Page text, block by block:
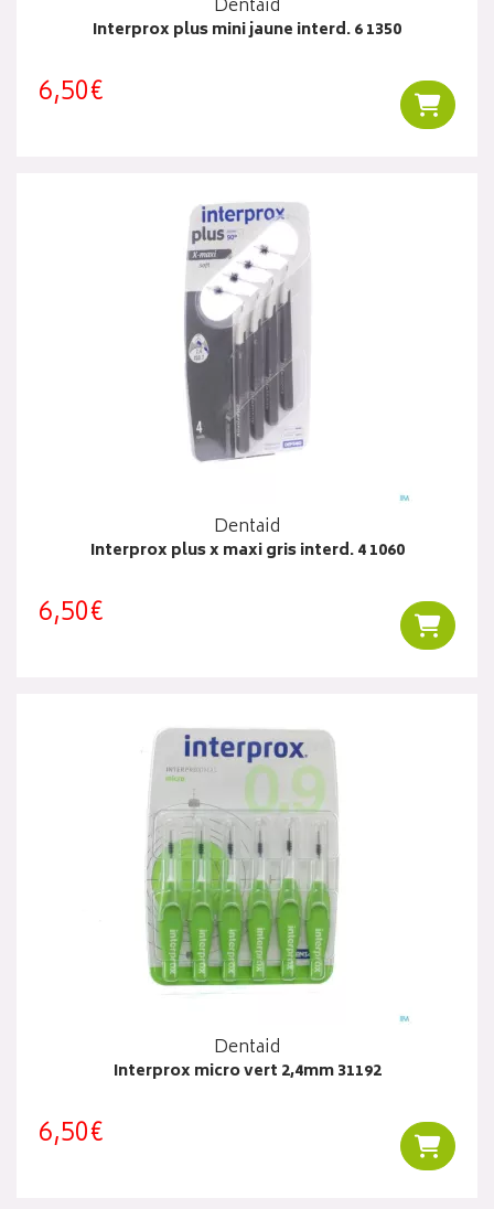
Dentaid
Interprox plus mini jaune interd. 6 1350
6,50€
Dentaid
Interprox plus x maxi gris interd. 4 1060
6,50€
Dentaid
Interprox micro vert 2,4mm 31192
6,50€